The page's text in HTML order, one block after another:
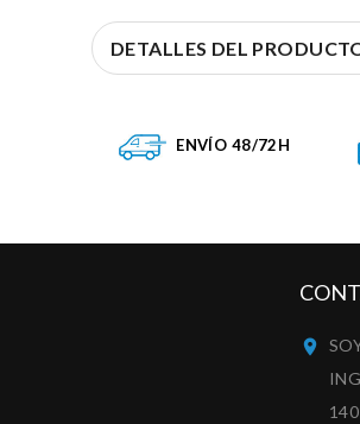
DETALLES DEL
ENVÍO 48/72H
